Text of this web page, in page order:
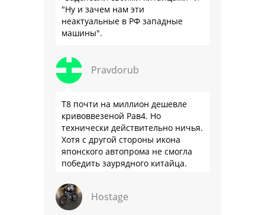
"Ну и зачем нам эти
неактуальные в РФ западные
машины".
Pravdorub
Т8 почти на миллион дешевле
кривоввезеной Рав4. Но
технически действительно ничья.
Хотя с другой стороны икона
японского автопрома не смогла
победить заурядного китайца.
Hostage